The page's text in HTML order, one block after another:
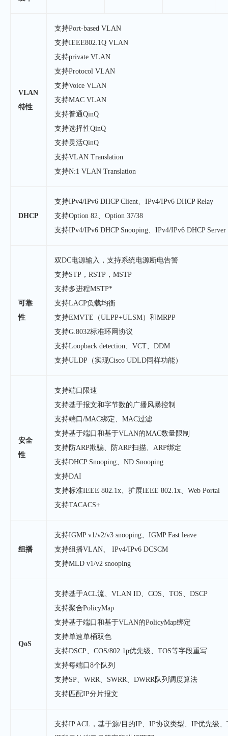
VLAN
特性
支持Port-based VLAN
支持IEEE802.1Q VLAN
支持private VLAN
支持Protocol VLAN
支持Voice VLAN
支持MAC VLAN
支持普通QinQ
支持选择性QinQ
支持灵活QinQ
支持VLAN Translation
支持N:1 VLAN Translation
DHCP
支持IPv4/IPv6 DHCP Client、IPv4/IPv6 DHCP Relay
支持Option 82、Option 37/38
支持IPv4/IPv6 DHCP Snooping、IPv4/IPv6 DHCP Server
可靠
性
双DC电源输入，支持系统电源断电告警
支持STP，RSTP，MSTP
支持多进程MSTP*
支持LACP负载均衡
支持EMVTE（ULPP+ULSM）和MRPP
支持G.8032标准环网协议
支持Loopback detection、VCT、DDM
支持ULDP（实现Cisco UDLD同样功能）
安全
性
支持端口限速
支持基于报文和字节数的广播风暴控制
支持端口/MAC绑定、MAC过滤
支持基于端口和基于VLAN的MAC数量限制
支持防ARP欺骗、防ARP扫描、ARP绑定
支持DHCP Snooping、ND Snooping
支持DAI
支持标准IEEE 802.1x、扩展IEEE 802.1x、Web Portal
支持TACACS+
组播
支持IGMP v1/v2/v3 snooping、IGMP Fast leave
支持组播VLAN、 IPv4/IPv6 DCSCM
支持MLD v1/v2 snooping
QoS
支持基于ACL流、VLAN ID、COS、TOS、DSCP
支持聚合PolicyMap
支持基于端口和基于VLAN的PolicyMap绑定
支持单速单桶双色
支持DSCP、COS/802.1p优先级、TOS等字段重写
支持每端口8个队列
支持SP、WRR、SWRR、DWRR队列调度算法
支持匹配IP分片报文
支持IP ACL，基于源/目的IP、IP协议类型、IP优先级、